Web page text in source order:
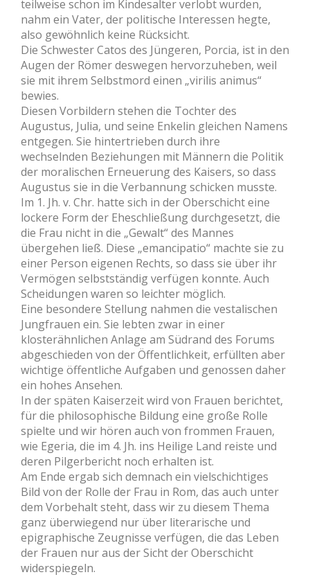
teilweise schon im Kindesalter verlobt wurden,
nahm ein Vater, der politische Interessen hegte,
also gewöhnlich keine Rücksicht.
Die Schwester Catos des Jüngeren, Porcia, ist in den
Augen der Römer deswegen hervorzuheben, weil
sie mit ihrem Selbstmord einen „virilis animus“
bewies.
Diesen Vorbildern stehen die Tochter des
Augustus, Julia, und seine Enkelin gleichen Namens
entgegen. Sie hintertrieben durch ihre
wechselnden Beziehungen mit Männern die Politik
der moralischen Erneuerung des Kaisers, so dass
Augustus sie in die Verbannung schicken musste.
Im 1. Jh. v. Chr. hatte sich in der Oberschicht eine
lockere Form der Eheschließung durchgesetzt, die
die Frau nicht in die „Gewalt“ des Mannes
übergehen ließ. Diese „emancipatio“ machte sie zu
einer Person eigenen Rechts, so dass sie über ihr
Vermögen selbstständig verfügen konnte. Auch
Scheidungen waren so leichter möglich.
Eine besondere Stellung nahmen die vestalischen
Jungfrauen ein. Sie lebten zwar in einer
klosterähnlichen Anlage am Südrand des Forums
abgeschieden von der Öffentlichkeit, erfüllten aber
wichtige öffentliche Aufgaben und genossen daher
ein hohes Ansehen.
In der späten Kaiserzeit wird von Frauen berichtet,
für die philosophische Bildung eine große Rolle
spielte und wir hören auch von frommen Frauen,
wie Egeria, die im 4. Jh. ins Heilige Land reiste und
deren Pilgerbericht noch erhalten ist.
Am Ende ergab sich demnach ein vielschichtiges
Bild von der Rolle der Frau in Rom, das auch unter
dem Vorbehalt steht, dass wir zu diesem Thema
ganz überwiegend nur über literarische und
epigraphische Zeugnisse verfügen, die das Leben
der Frauen nur aus der Sicht der Oberschicht
widerspiegeln.